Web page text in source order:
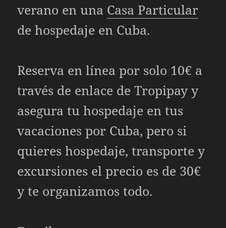
verano en una Casa Particular
de hospedaje en Cuba.
Reserva en línea por solo 10€ a
través de enlace de Tropipay y
asegura tu hospedaje en tus
vacaciones por Cuba, pero si
quieres hospedaje, transporte y
excursiones el precio es de 30€
y te organizamos todo.